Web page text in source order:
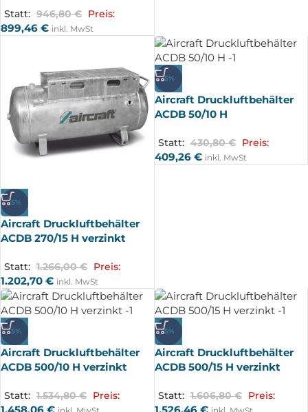
Statt: 946,80€ Preis:
899,46 € inkl. MwSt
-5%
Aircraft Druckluftbehälter
ACDB 270/15 H verzinkt
Statt: 1.266,00€ Preis:
1.202,70 € inkl. MwSt
-5%
Aircraft Druckluftbehälter
ACDB 50/10 H
Statt: 430,80€ Preis:
409,26 € inkl. MwSt
-5%
Aircraft Druckluftbehälter
ACDB 500/10 H verzinkt
Statt: 1.534,80€ Preis:
-5%
Aircraft Druckluftbehälter
ACDB 500/15 H verzinkt
Statt: 1.606,80€ Preis: